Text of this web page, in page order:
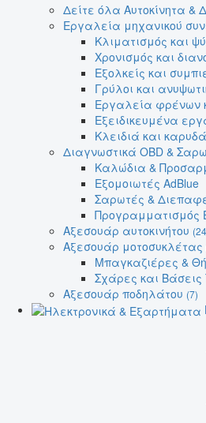
Δείτε όλα Αυτοκίνητα &
Εργαλεία μηχανικού
Κλιματισμός και
Χρονισμός και
Εξολκείς και
Γρύλοι και
Εργαλεία φρένων
Εξειδικευμένα
Κλειδιά και
Διαγνωστικά OBD &
Καλώδια &
Εξομοιωτές AdBlue
Σαρωτές &
Προγραμματισμός
Αξεσουάρ αυτοκινήτου
Αξεσουάρ μοτοσυκλέτας
Μπαγκαζιέρες &
Σχάρες και Βάσεις
Αξεσουάρ ποδηλάτου (7)